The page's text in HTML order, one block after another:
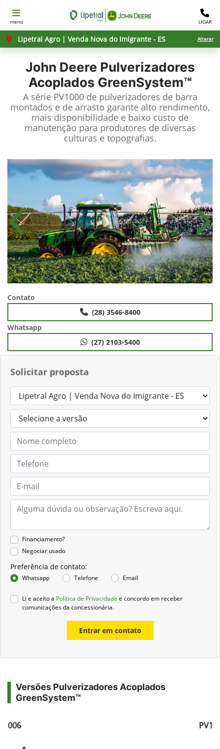
menu LIGAR
Lipetral Agro | Venda Nova do Imigrante - ES Alterar
John Deere Pulverizadores
Acoplados GreenSystem™
A série PV1000 de pulverizadores de barra
montados e de arrasto garante alto rendimento,
mais disponibilidade e baixo custo de
manutenção para produtores de diversas
culturas e topografias.
Solicitar proposta
Financiamento?
Negociar usado
Preferência de contato:
Whatsapp Telefone Email
Li e aceito a Política de Privacidade e concordo em receber
comunicações da concessionária.
Entrar em contato
Anterior
Contato
(28) 3546-8400
Whatsapp
(27) 2103-5400
Versões Pulverizadores Acoplados
GreenSystem™